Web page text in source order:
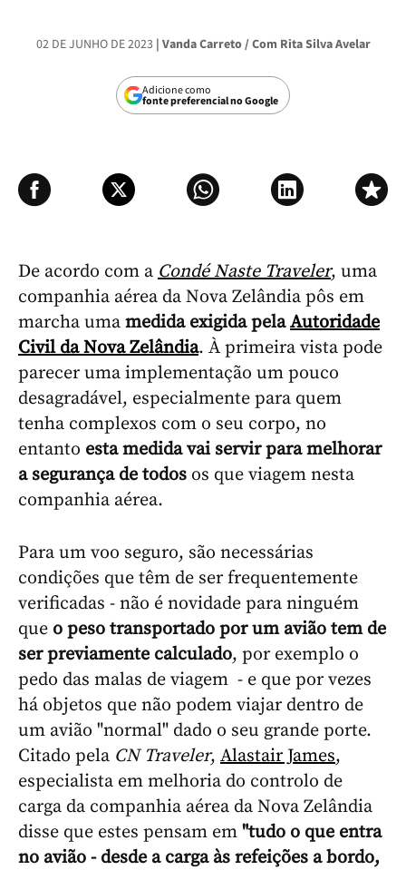
02 DE JUNHO DE 2023| Vanda Carreto / Com Rita Silva Avelar
Adicione como
fonte preferencial no Google
De acordo com a Condé Naste Traveler, uma
companhia aérea da Nova Zelândia pôs em
marcha uma medida exigida pelaAutoridade
Civil da Nova Zelândia. À primeira vista pode
parecer uma implementação um pouco
desagradável, especialmente para quem
tenha complexos com o seu corpo, no
entanto esta medida vai servir para melhorar
a segurança de todos os que viagem nesta
companhia aérea.
Para um voo seguro, são necessárias
condições que têm de ser frequentemente
verificadas - não é novidade para ninguém
que o peso transportado por um avião tem de
ser previamente calculado, por exemplo o
pedo das malas de viagem - e que por vezes
há objetos que não podem viajar dentro de
um avião "normal" dado o seu grande porte.
Citado pela CN Traveler, Alastair James,
especialista em melhoria do controlo de
carga da companhia aérea da Nova Zelândia
disse que estes pensam em "tudo o que entra
no avião - desde a carga às refeições a bordo,